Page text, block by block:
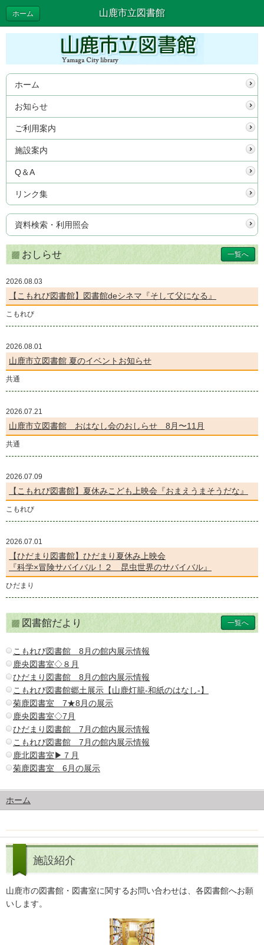
山鹿市立図書館
ホーム
ホーム
お知らせ
ご利用案内
施設案内
Q＆A
リンク集
資料検索・利用照会
おしらせ 一覧へ
2026.08.03
【こもれび図書館】図書館deシネマ『そして父になる』
こもれび
2026.08.01
山鹿市立図書館 夏のイベントお知らせ
共通
2026.07.21
山鹿市立図書館 おはなし会のおしらせ 8月〜11月
共通
2026.07.09
【こもれび図書館】夏休みこども上映会『おまえうまそうだな』
こもれび
2026.07.01
【ひだまり図書館】ひだまり夏休み上映会
『科学×冒険サバイバル！２ 昆虫世界のサバイバル』
ひだまり
図書館だより 一覧へ
こもれび図書館 8月の館内展示情報
鹿央図書室◇８月
ひだまり図書館 8月の館内展示情報
こもれび図書館郷土展示【山鹿灯籠-和紙のはなし-】
菊鹿図書室 7★8月の展示
鹿央図書室◇7月
ひだまり図書館 7月の館内展示情報
こもれび図書館 7月の館内展示情報
鹿北図書室▶７月
菊鹿図書室 6月の展示
ホーム
施設紹介
山鹿市の図書館・図書室に関するお問い合わせは、各図書館へお願
いします。